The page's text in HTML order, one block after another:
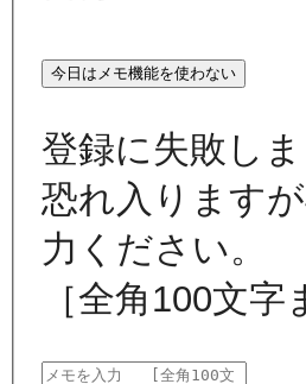
今日はメモ機能を使わない
登録に失敗しま
恐れ入ります
力ください。
［全角100文字